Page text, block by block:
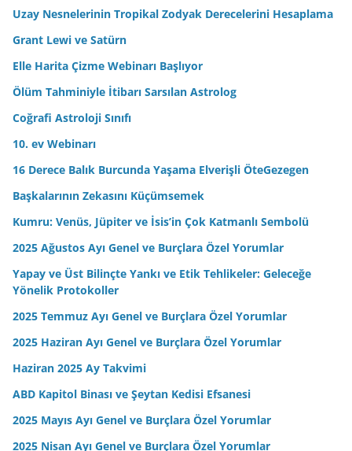
r
i
n
Uzay Nesnelerinin Tropikal Zodyak Derecelerini Hesaplama
Grant Lewi ve Satürn
Elle Harita Çizme Webinarı Başlıyor
Ölüm Tahminiyle İtibarı Sarsılan Astrolog
Coğrafi Astroloji Sınıfı
10. ev Webinarı
16 Derece Balık Burcunda Yaşama Elverişli ÖteGezegen
Başkalarının Zekasını Küçümsemek
Kumru: Venüs, Jüpiter ve İsis’in Çok Katmanlı Sembolü
2025 Ağustos Ayı Genel ve Burçlara Özel Yorumlar
Yapay ve Üst Bilinçte Yankı ve Etik Tehlikeler: Geleceğe
Yönelik Protokoller
2025 Temmuz Ayı Genel ve Burçlara Özel Yorumlar
2025 Haziran Ayı Genel ve Burçlara Özel Yorumlar
Haziran 2025 Ay Takvimi
ABD Kapitol Binası ve Şeytan Kedisi Efsanesi
2025 Mayıs Ayı Genel ve Burçlara Özel Yorumlar
2025 Nisan Ayı Genel ve Burçlara Özel Yorumlar